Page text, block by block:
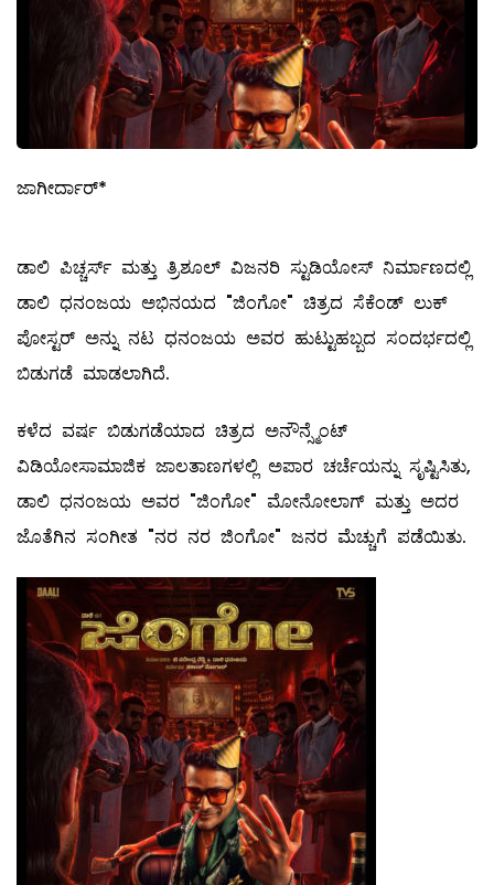
ಜಾಗೀರ್ದಾರ್*
ಡಾಲಿ ಪಿಚ್ಚರ್ಸ್ ಮತ್ತು ತ್ರಿಶೂಲ್ ವಿಜನರಿ ಸ್ಟುಡಿಯೋಸ್ ನಿರ್ಮಾಣದಲ್ಲಿ
ಡಾಲಿ ಧನಂಜಯ ಅಭಿನಯದ "ಜಿಂಗೋ" ಚಿತ್ರದ ಸೆಕೆಂಡ್ ಲುಕ್
ಪೋಸ್ಟರ್ ಅನ್ನು ನಟ ಧನಂಜಯ ಅವರ ಹುಟ್ಟುಹಬ್ಬದ ಸಂದರ್ಭದಲ್ಲಿ
ಬಿಡುಗಡೆ ಮಾಡಲಾಗಿದೆ.
ಕಳೆದ ವರ್ಷ ಬಿಡುಗಡೆಯಾದ ಚಿತ್ರದ ಅನೌನ್ಸ್ಮೆಂಟ್
ವಿಡಿಯೋಸಾಮಾಜಿಕ ಜಾಲತಾಣಗಳಲ್ಲಿ ಅಪಾರ ಚರ್ಚೆಯನ್ನು ಸೃಷ್ಟಿಸಿತು,
ಡಾಲಿ ಧನಂಜಯ ಅವರ "ಜಿಂಗೋ" ಮೋನೋಲಾಗ್ ಮತ್ತು ಅದರ
ಜೊತೆಗಿನ ಸಂಗೀತ "ನರ ನರ ಜಿಂಗೋ" ಜನರ ಮೆಚ್ಚುಗೆ ಪಡೆಯಿತು.